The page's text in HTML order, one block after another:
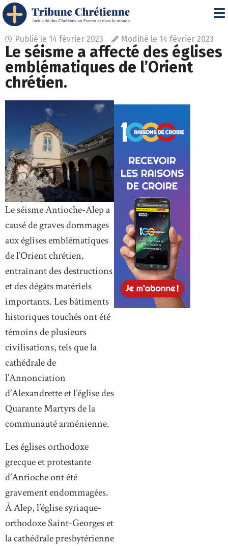
Publié le 14 février 2023 Modifié le 14 février 2023
Le séisme a affecté des églises
emblématiques de l’Orient
chrétien.
Le séisme Antioche-Alep a
causé de graves dommages
aux églises emblématiques
de l’Orient chrétien,
entraînant des destructions
et des dégâts matériels
importants. Les bâtiments
historiques touchés ont été
témoins de plusieurs
civilisations, tels que la
cathédrale de
l’Annonciation
d’Alexandrette et l’église des
Quarante Martyrs de la
communauté arménienne.
Les églises orthodoxe
grecque et protestante
d’Antioche ont été
gravement endommagées.
À Alep, l’église syriaque-
orthodoxe Saint-Georges et
la cathédrale presbytérienne